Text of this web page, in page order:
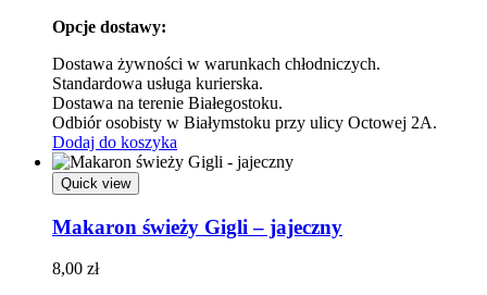
Opcje dostawy:
Dostawa żywności w warunkach chłodniczych.
Standardowa usługa kurierska.
Dostawa na terenie Białegostoku.
Odbiór osobisty w Białymstoku przy ulicy Octowej 2A.
Dodaj do koszyka
Quick view
Makaron świeży Gigli – jajeczny
8,00 zł